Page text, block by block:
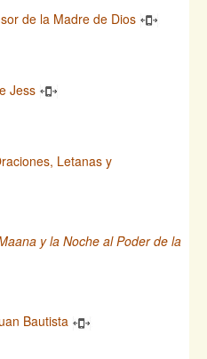
de la Madre de Dios
Jess
Letanas y
y la Noche al Poder de la
Bautista